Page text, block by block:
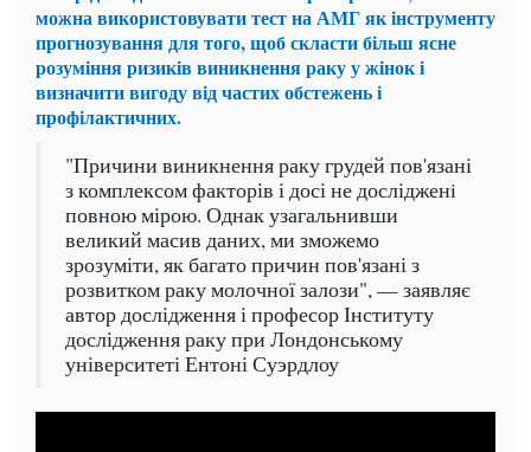
можна використовувати тест на АМГ як інструменту
прогнозування для того, щоб скласти більш ясне
розуміння ризиків виникнення раку у жінок і
визначити вигоду від частих обстежень і
профілактичних.
"Причини виникнення раку грудей пов'язані
з комплексом факторів і досі не дослідженi
повною мірою. Однак узагальнивши
великий масив даних, ми зможемо
зрозуміти, як багато причин пов'язані з
розвитком раку молочної залози", — заявляє
автор дослідження і професор Інституту
дослідження раку при Лондонському
університеті Ентоні Суэрдлоу